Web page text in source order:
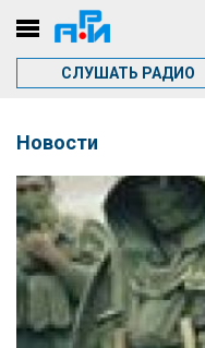
СЛУШАТЬ РАДИО
Новости